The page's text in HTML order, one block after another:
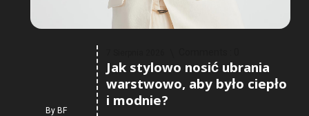
ByBF
Jak stylowo nosić ubrania
warstwowo, aby było ciepło
i modnie?